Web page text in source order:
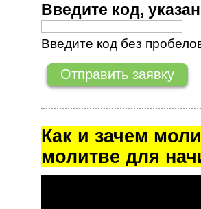
Введите код,
Введите код без
Как и зачем
молитве для